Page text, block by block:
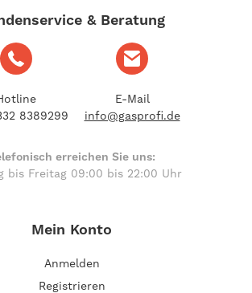
& Beratung
8389299
E-Mail
info@gasprofi.de
erreichen Sie uns:
bis Freitag 09:00 bis 22:00 Uhr
Mein Konto
Anmelden
Registrieren